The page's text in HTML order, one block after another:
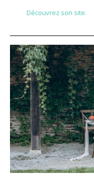
Découvrez son site.